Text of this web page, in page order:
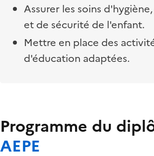
Assurer les soins
et de sécurité de l'enfant.
Mettre en place des
d'éducation adaptées.
Programme du
AEPE